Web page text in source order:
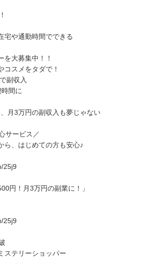
宅や通勤時間でできる
を大募集中！！
コスメをタダで！
副収入
間に
月3万円の副収入も夢じゃない
サービス／
ら、はじめての方も安心♪
25j9
円！月3万円の副業に！」
25j9
ステリーショッパー